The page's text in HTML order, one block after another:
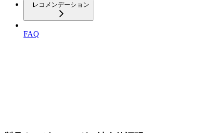
レコメンデーション
FAQ